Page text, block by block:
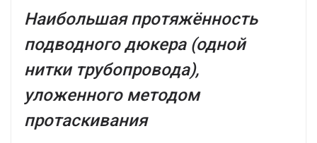
Наибольшая протяжённость
подводного дюкера (одной
нитки трубопровода),
уложенного методом
протаскивания